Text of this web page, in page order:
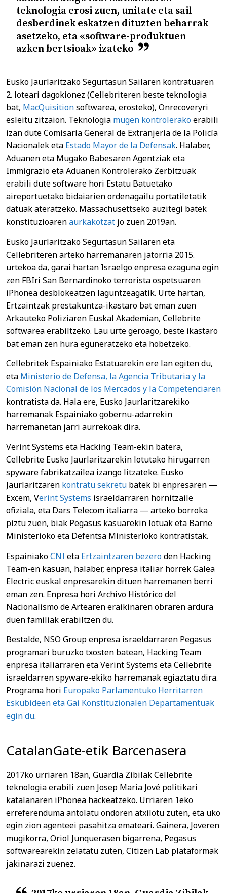
teknologia erosi zuen, unitate eta sail
desberdinek eskatzen dituzten beharrak
asetzeko, eta «software-produktuen
azken bertsioak» izateko
Eusko Jaurlaritzako Segurtasun Sailaren kontratuaren
2. loteari dagokionez (Cellebriteren beste teknologia
bat, MacQuisitionsoftwarea, erosteko), Onrecoveryri
esleitu zitzaion. Teknologia mugen kontrolerakoerabili
izan dute Comisaría General de Extranjería de la Policía
Nacionalek eta Estado Mayor de la Defensak. Halaber,
Aduanen eta Mugako Babesaren Agentziak eta
Immigrazio eta Aduanen Kontrolerako Zerbitzuak
erabili dute software hori Estatu Batuetako
aireportuetako bidaiarien ordenagailu portatiletatik
datuak ateratzeko. Massachusettseko auzitegi batek
konstituzioarenaurkakotzat jo zuen 2019an.
Eusko Jaurlaritzako Segurtasun Sailaren eta
Cellebriteren arteko harremanaren jatorria 2015.
urtekoa da, garai hartan Israelgo enpresa ezaguna egin
zen FBIri San Bernardinoko terrorista ospetsuaren
iPhonea desblokeatzen laguntzeagatik. Urte hartan,
Ertzaintzak prestakuntza-ikastaro bat eman zuen
Arkauteko Poliziaren Euskal Akademian, Cellebrite
softwarea erabiltzeko. Lau urte geroago, beste ikastaro
bat eman zen hura eguneratzeko eta hobetzeko.
Cellebritek Espainiako Estatuarekin ere lan egiten du,
eta Ministerio de Defensa, la Agencia Tributaria y la
Comisión Nacional de los Mercados y la Competenciaren
kontratista da. Hala ere, Eusko Jaurlaritzarekiko
harremanak Espainiako gobernu-adarrekin
harremanetan jarri aurrekoak dira.
Verint Systems eta Hacking Team-ekin batera,
Cellebrite Eusko Jaurlaritzarekin lotutako hirugarren
spyware fabrikatzailea izango litzateke. Eusko
Jaurlaritzaren kontratu sekretu batek bi enpresaren —
Excem, Verint Systems israeldarraren hornitzaile
ofiziala, eta Dars Telecom italiarra — arteko borroka
piztu zuen, biak Pegasus kasuarekin lotuak eta Barne
Ministerioko eta Defentsa Ministerioko kontratistak.
EspainiakoCNI eta Ertzaintzaren bezeroden Hacking
Team-en kasuan, halaber, enpresa italiar horrek Galea
Electric euskal enpresarekin dituen harremanen berri
eman zen. Enpresa hori Archivo Histórico del
Nacionalismo de Artearen eraikinaren obraren ardura
duen familiak erabiltzen du.
Bestalde, NSO Group enpresa israeldarraren Pegasus
programari buruzko txosten batean, Hacking Team
enpresa italiarraren eta Verint Systems eta Cellebrite
israeldarren spyware-ekiko harremanak egiaztatu dira.
Programa hori Europako Parlamentuko Herritarren
Eskubideen eta Gai Konstituzionalen Departamentuak
egin du.
CatalanGate-etik Barcenasera
2017ko urriaren 18an, Guardia Zibilak Cellebrite
teknologia erabili zuen Josep Maria Jové politikari
katalanaren iPhonea hackeatzeko. Urriaren 1eko
erreferenduma antolatu ondoren atxilotu zuten, eta uko
egin zion agenteei pasahitza emateari. Gainera, Joveren
mugikorra, Oriol Junquerasen bigarrena, Pegasus
softwarearekin zelatatu zuten, Citizen Lab plataformak
jakinarazi zuenez.